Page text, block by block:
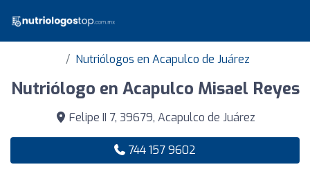
Nutriólogos en Acapulco de Juárez
Nutriólogo en Acapulco Misael Reyes
Felipe II 7, 39679, Acapulco de Juárez
744 157 9602